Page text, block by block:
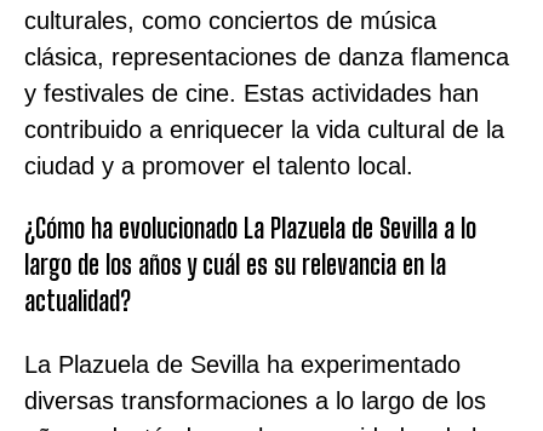
culturales, como conciertos de música
clásica, representaciones de danza flamenca
y festivales de cine. Estas actividades han
contribuido a enriquecer la vida cultural de la
ciudad y a promover el talento local.
¿Cómo ha evolucionado La Plazuela de Sevilla a lo
largo de los años y cuál es su relevancia en la
actualidad?
La Plazuela de Sevilla ha experimentado
diversas transformaciones a lo largo de los